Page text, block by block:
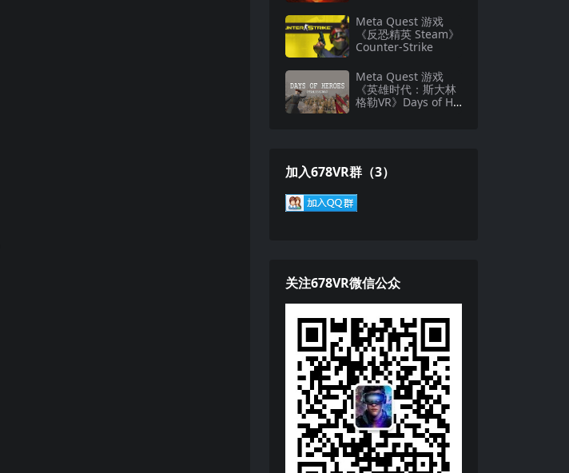
Meta Quest 游戏
《反恐精英 Steam》
Counter-Strike
Meta Quest 游戏
《英雄时代：斯大林
格勒VR》Days of He
加入678VR群（3）
关注678VR微信公众